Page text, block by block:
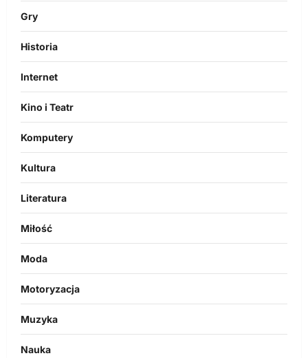
Gry
Historia
Internet
Kino i Teatr
Komputery
Kultura
Literatura
Miłość
Moda
Motoryzacja
Muzyka
Nauka